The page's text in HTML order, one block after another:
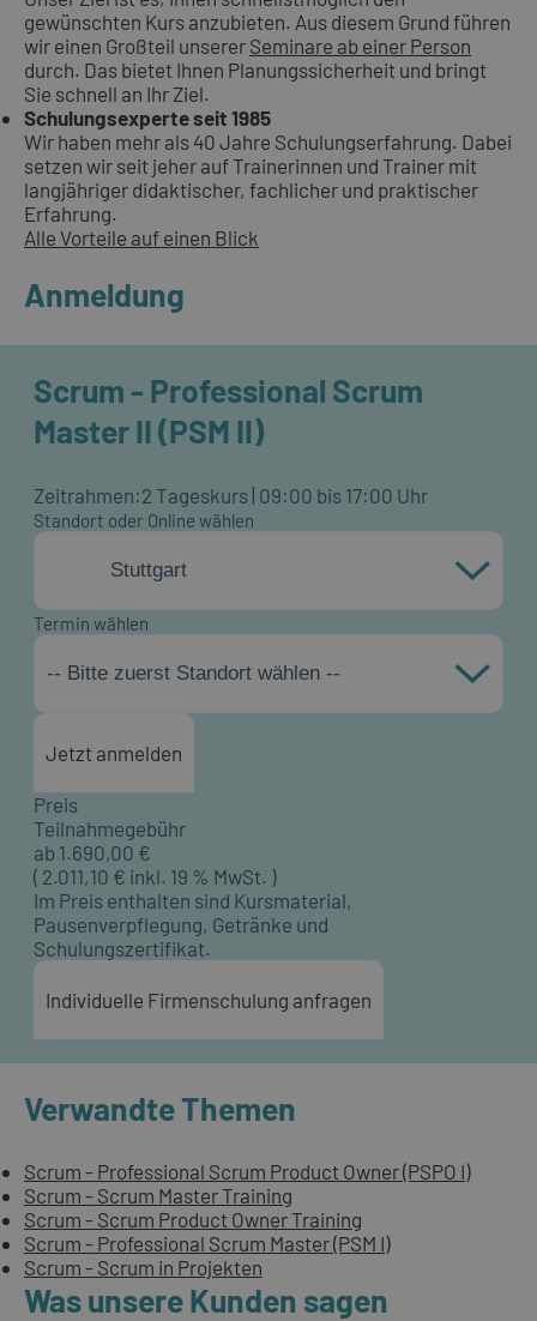
gewünschten Kurs anzubieten. Aus diesem Grund führen
wir einen Großteil unserer Seminare ab einer Person
durch. Das bietet Ihnen Planungssicherheit und bringt
Sie schnell an Ihr Ziel.
Schulungsexperte seit 1985
Wir haben mehr als 40 Jahre Schulungserfahrung. Dabei
setzen wir seit jeher auf Trainerinnen und Trainer mit
langjähriger didaktischer, fachlicher und praktischer
Erfahrung.
Alle Vorteile auf einen Blick
Anmeldung
Scrum - Professional Scrum
Master II (PSM II)
Zeitrahmen:2 Tageskurs | 09:00 bis 17:00 Uhr
Standort oder Online wählen
Stuttgart
Termin wählen
-- Bitte zuerst Standort wählen --
Jetzt anmelden
Preis
Teilnahmegebühr
ab 1.690,00 €
( 2.011,10 € inkl. 19 % MwSt. )
Im Preis enthalten sind Kursmaterial,
Pausenverpflegung, Getränke und
Schulungszertifikat.
Individuelle Firmenschulung anfragen
Verwandte Themen
Scrum - Professional Scrum Product Owner (PSPO I)
Scrum - Scrum Master Training
Scrum - Scrum Product Owner Training
Scrum - Professional Scrum Master (PSM I)
Scrum - Scrum in Projekten
Was unsere Kunden sagen